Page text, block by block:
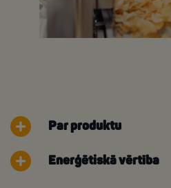
Par produktu
Enerģētiskā vērtība